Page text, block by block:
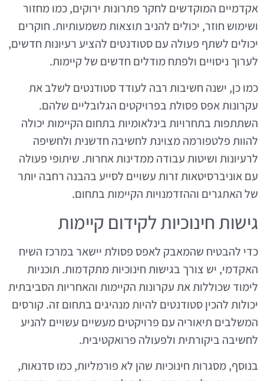
אקדמיים המוקדשים לחקר פתרונות ירוקים, כמו מחזור
ושימוש חוזר, יכולים להניב תוצאות משמעותיות. חוקרים
יכולים לשתף פעולה עם סטודנטים להציע רעיונות חדשים,
לערוך ניסויים ולפתח מודלים חדשים של קיימות.
כמו כן, ישנה חשיבות רבה לעודד סטודנטים לשלב את
עקרונות אפס פסולת בפרויקטים הגלובליים שלהם.
השתתפות בתחרויות בינלאומיות בתחום הקיימות יכולה
להוות פלטפורמה מצוינת לחשיבה חדשנית ולחשיפה
לרעיונות ושיטות עבודה ממדינות אחרות. שיתופי פעולה
עם אוניברסיטאות זרות עשויים לסייע בהבנה רחבה יותר
של האתגרים וההזדמנויות הקיימות בתחום.
גישות חינוכיות לקידום קיימות
כדי להבטיח שהמאבק לאפס פסולת יישאר במרכז השיח
האקדמי, יש צורך בגישות חינוכיות מתקדמות. תוכניות
לימוד שכוללות את עקרונות הקיימות והאחריות הסביבתית
יכולות להכין סטודנטים להיות מנהיגים בתחום זה. קורסים
המשלבים תיאוריה עם פרויקטים מעשיים עשויים להניע
לחשיבה ביקורתית ולפעולה פרואקטיבית.
בנוסף, מסגרות חינוכיות שהן לא פורמליות, כמו סדנאות,